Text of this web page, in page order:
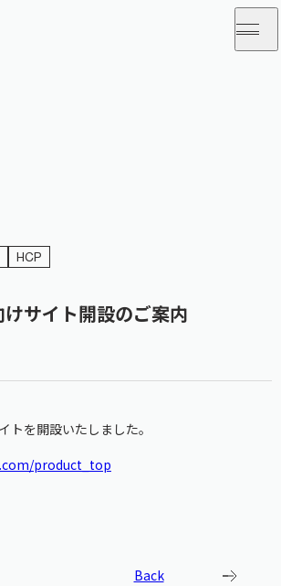
HCP
サイト開設のご案内
トを開設いたしました。
product_top
Back